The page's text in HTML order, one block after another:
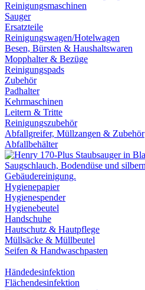
Reinigungsmaschinen
Sauger
Ersatzteile
Reinigungswagen/Hotelwagen
Besen, Bürsten & Haushaltswaren
Mopphalter & Bezüge
Reinigungspads
Zubehör
Padhalter
Kehrmaschinen
Leitern & Tritte
Reinigungszubehör
Abfallgreifer, Müllzangen & Zubehör
Abfallbehälter
Hygienepapier
Hygienespender
Hygienebeutel
Handschuhe
Hautschutz & Hautpflege
Müllsäcke & Müllbeutel
Seifen & Handwaschpasten
Händedesinfektion
Flächendesinfektion